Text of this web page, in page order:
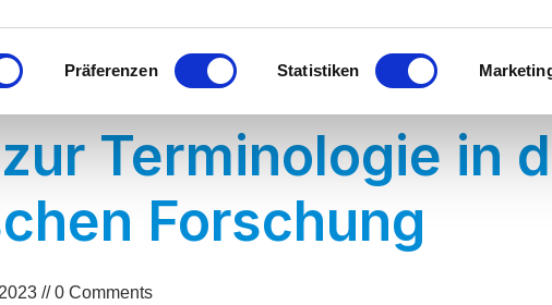
Präferenzen Statistiken
Terminologie in
Forschung
//0 Comments